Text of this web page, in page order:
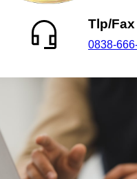
Tlp/Fax
0838-